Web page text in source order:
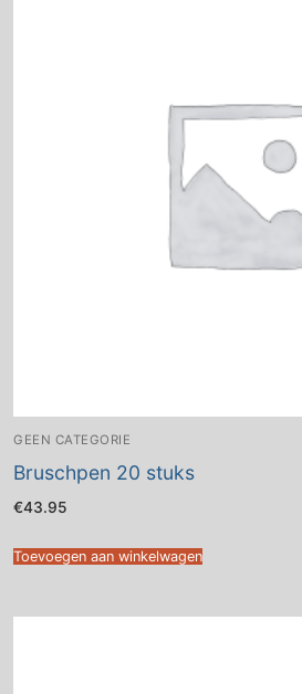
GEEN CATEGORIE
Bruschpen 20 stuks
€43.95
Toevoegen aan winkelwagen